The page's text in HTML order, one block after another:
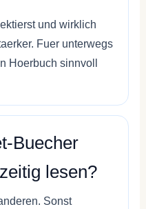
und wirklich
Fuer unterwegs
Hoerbuch sinnvoll
Buecher
lesen?
Sonst